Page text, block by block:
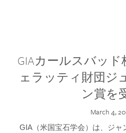
GIAカールスバッ
ェラッティ財団ジ
ン賞を
March 4,
GIA（米国宝石学会）は、ジャ